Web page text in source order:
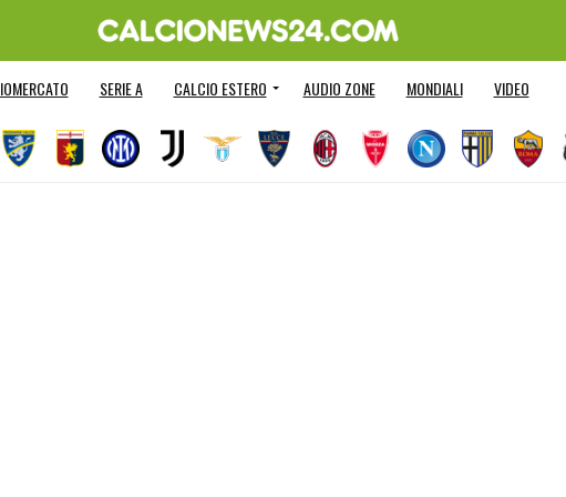
SERIE A CALCIO ESTERO AUDIO ZONE MONDIALI VIDEO